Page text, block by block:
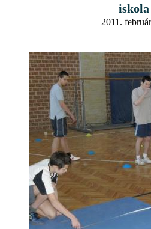
iskola
2011.